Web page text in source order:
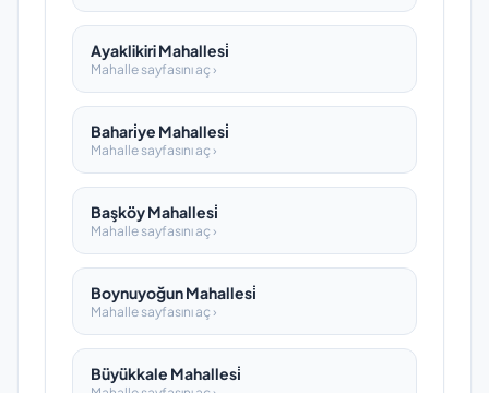
Ayaklikiri Mahallesi̇
Mahalle sayfasını aç ›
Bahari̇ye Mahallesi̇
Mahalle sayfasını aç ›
Başköy Mahallesi̇
Mahalle sayfasını aç ›
Boynuyoğun Mahallesi̇
Mahalle sayfasını aç ›
Büyükkale Mahallesi̇